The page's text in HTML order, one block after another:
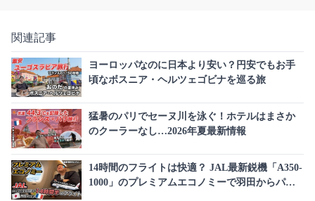
関連記事
ヨーロッパなのに日本より安い？円安でもお手
頃なボスニア・ヘルツェゴビナを巡る旅
猛暑のパリでセーヌ川を泳ぐ！ホテルはまさか
のクーラーなし…2026年夏最新情報
14時間のフライトは快適？ JAL最新鋭機「A350-
1000」のプレミアムエコノミーで羽田からパリ